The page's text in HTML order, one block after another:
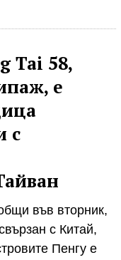
Tai 58,
е
с
във вторник,
с Китай,
Пенгу е